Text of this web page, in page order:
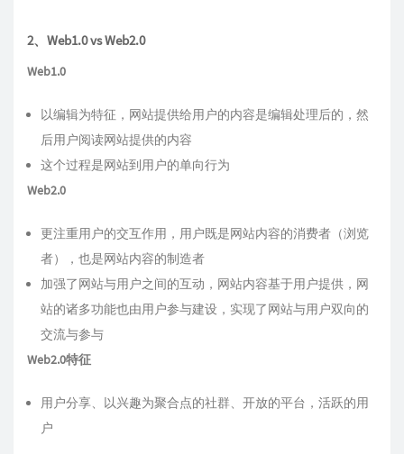
2、Web1.0 vs Web2.0
Web1.0
以编辑为特征，网站提供给用户的内容是编辑处理后的，然
后用户阅读网站提供的内容
这个过程是网站到用户的单向行为
Web2.0
更注重用户的交互作用，用户既是网站内容的消费者（浏览
者），也是网站内容的制造者
加强了网站与用户之间的互动，网站内容基于用户提供，网
站的诸多功能也由用户参与建设，实现了网站与用户双向的
交流与参与
Web2.0特征
用户分享、以兴趣为聚合点的社群、开放的平台，活跃的用
户